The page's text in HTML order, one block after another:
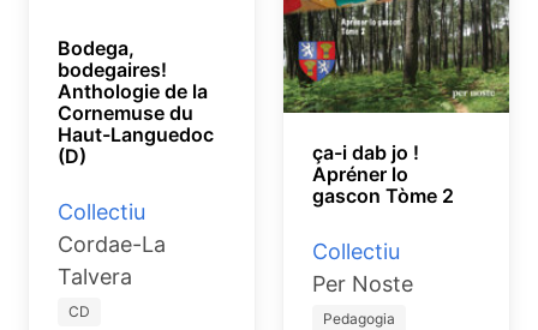
Bodega,
bodegaires!
Anthologie de la
Cornemuse du
Haut-Languedoc
(D)
Collectiu
Cordae-La
Talvera
CD
ça-i dab jo !
Apréner lo
gascon Tòme 2
Collectiu
Per Noste
Pedagogia